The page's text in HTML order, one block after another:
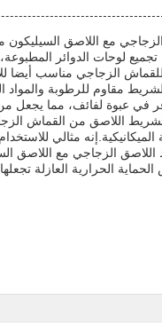
تجميع لوحات الدوائر
الزجاجي مناسب أيضا
مقاوم للرطوبة والمواد
في عبوة لفائف، مما يجعل من
اللاصق من القماش
الميكانيكية.إنه مثالي
اللاصق الزجاجي مع اللاصق
الحرارية العازلة